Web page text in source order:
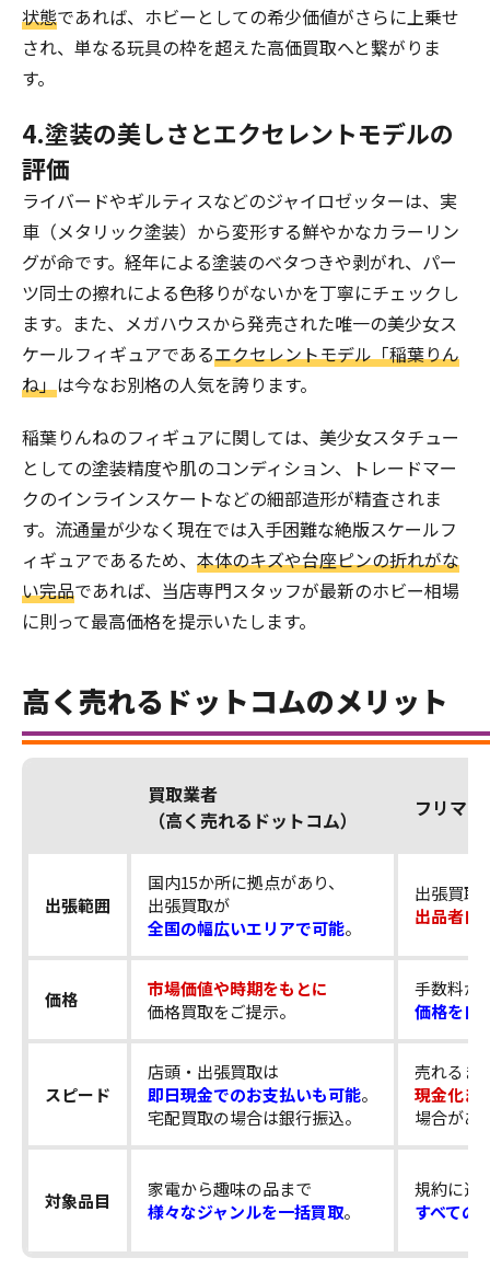
状態であれば、ホビーとしての希少価値がさらに上乗せ
され、単なる玩具の枠を超えた高価買取へと繋がりま
す。
4.塗装の美しさとエクセレントモデルの
評価
ライバードやギルティスなどのジャイロゼッターは、実
車（メタリック塗装）から変形する鮮やかなカラーリン
グが命です。経年による塗装のベタつきや剥がれ、パー
ツ同士の擦れによる色移りがないかを丁寧にチェックし
ます。また、メガハウスから発売された唯一の美少女ス
ケールフィギュアであるエクセレントモデル「稲葉りん
ね」は今なお別格の人気を誇ります。
稲葉りんねのフィギュアに関しては、美少女スタチュー
としての塗装精度や肌のコンディション、トレードマー
クのインラインスケートなどの細部造形が精査されま
す。流通量が少なく現在では入手困難な絶版スケールフ
ィギュアであるため、 本体のキズや台座ピンの折れがな
い完品であれば、当店専門スタッフが最新のホビー相場
に則って最高価格を提示いたします。
高く売れるドットコムのメリット
買取業者
（高く売れるドットコム）
フリマ
出張範囲
国内15か所に拠点があり、
出張買取が
全国の幅広いエリアで可能。
出張買取
出品者自
価格
市場価値や時期をもとに
価格買取をご提示。
手数料が
価格を自
スピード
店頭・出張買取は
即日現金でのお支払いも可能。
宅配買取の場合は銀行振込。
売れるま
現金化ま
場合があ
対象品目
家電から趣味の品まで
様々なジャンルを一括買取。
規約に違
すべての